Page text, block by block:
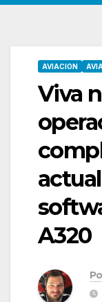
AVIACION
Viva
A320